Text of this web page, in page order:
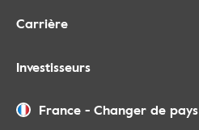
Carrière
Investisseurs
France - Changer de pays